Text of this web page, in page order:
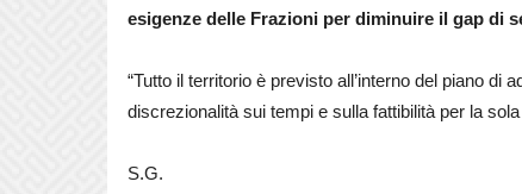
esigenze delle Frazioni per diminuire ilgapdi
“Tutto il territorio è previsto all’interno del piano di
discrezionalità sui tempi e sulla fattibilità per la
S.G.